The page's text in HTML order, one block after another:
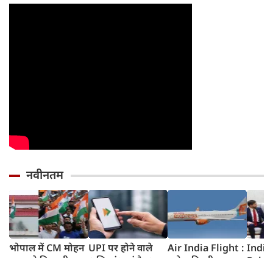
नवीनतम
भोपाल में CM मोहन UPI पर होने वाले
Air India Flight :